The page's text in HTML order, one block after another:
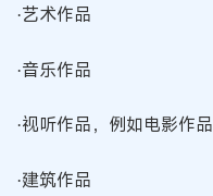
·艺术作品
·音乐作品
·视听作品，例如电影作品
·建筑作品